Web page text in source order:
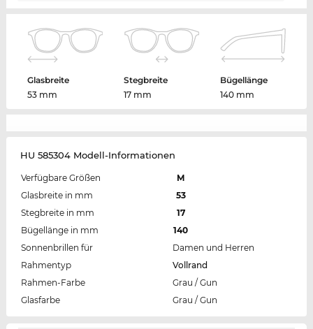
Glasbreite
53 mm
Stegbreite
17 mm
Bügellänge
140 mm
HU 585304 Modell-Informationen
Verfügbare Größen
M
Glasbreite in mm
53
Stegbreite in mm
17
Bügellänge in mm
140
Sonnenbrillen für
Damen und Herren
Rahmentyp
Vollrand
Rahmen-Farbe
Grau / Gun
Glasfarbe
Grau / Gun